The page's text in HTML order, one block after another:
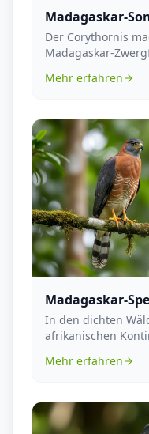
Madagaskar-
Der Corythornis
Madagaskar-
Mehr erfahren
Madagaskar-
In den dichten
afrikanischen
Mehr erfahren